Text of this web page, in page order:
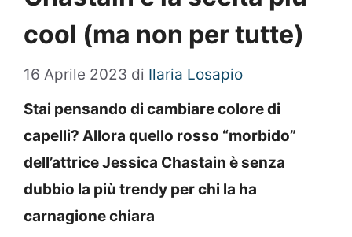
cool (ma non per tutte)
16 Aprile 2023 di Ilaria Losapio
Stai pensando di cambiare colore di
capelli? Allora quello rosso “morbido”
dell’attrice Jessica Chastain è senza
dubbio la più trendy per chi la ha
carnagione chiara